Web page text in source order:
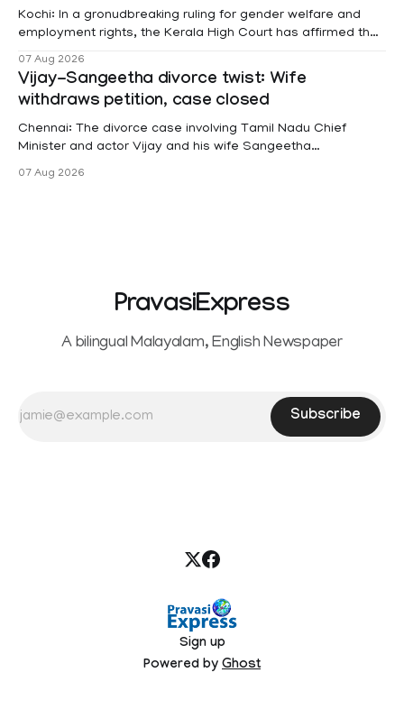
Kochi: In a gronudbreaking ruling for gender welfare and
employment rights, the Kerala High Court has affirmed that
projects are eligible for paid medical leave following
hysterectomy surgery under the Kerala Service Rules
(KSR). The court noted that since essential benefits like
maternity
07 Aug 2026
Vijay-Sangeetha divorce twist: Wife
withdraws petition, case closed
Chennai: The divorce case involving Tamil Nadu Chief
Minister and actor Vijay and his wife Sangeetha
Sowrnalingam has taken a new turn after Sangeetha
07 Aug 2026
PravasiExpress
A bilingual Malayalam, English Newspaper
Subscribe
Sign up
Powered by Ghost